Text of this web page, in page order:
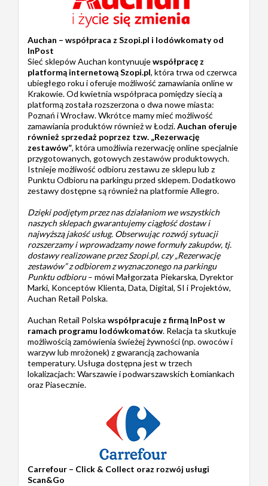
Auchan – współpraca z Szopi.pl i lodówkomaty od
InPost
Sieć sklepów Auchan kontynuujewspółpracę z
platformą internetową Szopi.pl, która trwa od czerwca
ubiegłego roku i oferuje możliwość zamawiania online w
Krakowie. Od kwietnia współpraca pomiędzy siecią a
platformą została rozszerzona o dwa nowe miasta:
Poznań i Wrocław. Wkrótce mamy mieć możliwość
zamawiania produktów również w Łodzi.Auchan oferuje
również sprzedaż poprzez tzw. „Rezerwację
zestawów”, która umożliwia rezerwację online specjalnie
przygotowanych, gotowych zestawów produktowych.
Istnieje możliwość odbioru zestawu ze sklepu lub z
Punktu Odbioru na parkingu przed sklepem. Dodatkowo
zestawy dostępne są również na platformie Allegro.
Dzięki podjętym przez nas działaniom we wszystkich
naszych sklepach gwarantujemy ciągłość dostaw i
najwyższą jakość usług. Obserwując rozwój sytuacji
rozszerzamy i wprowadzamy nowe formuły zakupów, tj.
dostawy realizowane przez Szopi.pl, czy „Rezerwację
zestawów” z odbiorem z wyznaczonego na parkingu
Punktu odbioru– mówi Małgorzata Piekarska, Dyrektor
Marki, Konceptów Klienta, Data, Digital, SI i Projektów,
Auchan Retail Polska.
Auchan Retail Polska współpracuje z firmą InPost w
ramach programu lodówkomatów. Relacja ta skutkuje
możliwością zamówienia świeżej żywności (np. owoców i
warzyw lub mrożonek) z gwarancją zachowania
temperatury. Usługa dostępna jest w trzech
lokalizacjach: Warszawie i podwarszawskich Łomiankach
oraz Piasecznie.
Carrefour – Click & Collect oraz rozwój usługi
Scan&Go